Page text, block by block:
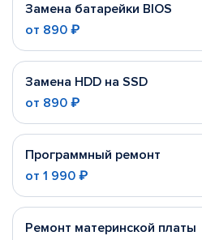
Замена батарейки BIOS
от 890 ₽
Замена HDD на SSD
от 890 ₽
Программный ремонт
от 1 990 ₽
Ремонт материнской платы